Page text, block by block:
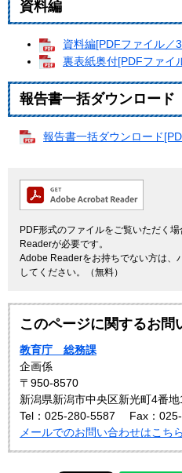
資料編
資料編[PDFファイル／
裏表紙奥付[PDFファイ
報告書一括ダウンロード
報告書一括ダウンロード
PDF形式のファイルをご覧いただく
Readerが必要です。
Adobe Readerをお持ちでない方は、
してください。（無料）
このページに関するお問
教育庁 総務課
企画係
〒950-8570
新潟県新潟市中央区新光町4番
Tel：025-280-5587
Fax：
メールでのお問い合わせはこちら